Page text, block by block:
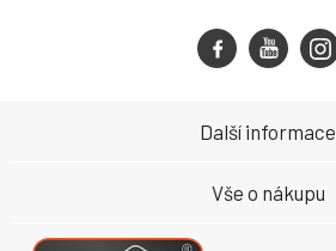
Další informace
Vše o nákupu